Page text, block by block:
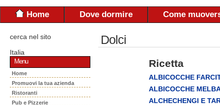
Home Dove dormire Come
cerca nel sito
Italia
Menu
Home
Promuovi la tua azienda
Ristoranti
Pub e Pizzerie
Dolci
Ricetta
ALBICOCCHE
ALBICOCCHE
ALCHECHENGI E